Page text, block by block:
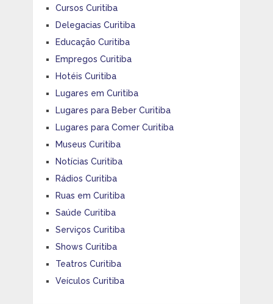
Cursos Curitiba
Delegacias Curitiba
Educação Curitiba
Empregos Curitiba
Hotéis Curitiba
Lugares em Curitiba
Lugares para Beber Curitiba
Lugares para Comer Curitiba
Museus Curitiba
Notícias Curitiba
Rádios Curitiba
Ruas em Curitiba
Saúde Curitiba
Serviços Curitiba
Shows Curitiba
Teatros Curitiba
Veículos Curitiba